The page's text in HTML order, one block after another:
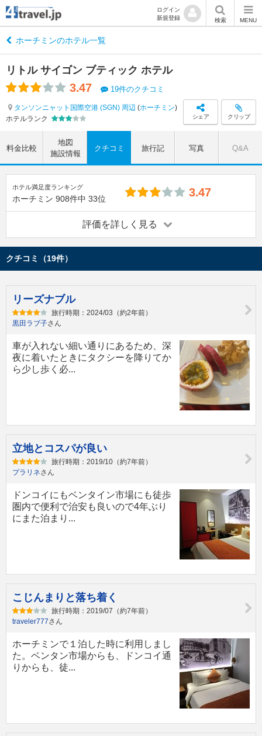
ログイン
新規登録
検索 MENU
ホーチミンのホテル一覧
リトル サイゴン ブティック ホテル
3.47 19件のクチコミ
タンソンニャット国際空港 (SGN) 周辺 (ホーチミン)
ホテルランク
シェア クリップ
料金比較
地図
施設情報
クチコミ 旅行記 写真 Q&A
ホテル満足度ランキング
ホーチミン 908件中 33位 3.47
評価を詳しく見る
クチコミ（19件）
リーズナブル
旅行時期：2024/03（約2年前）
黒田ラブ子さん
車が入れない細い通りにあるため、深
夜に着いたときにタクシーを降りてか
ら少し歩く必...
立地とコスパが良い
旅行時期：2019/10（約7年前）
プラリネさん
ドンコイにもベンタイン市場にも徒歩
圏内で便利で治安も良いので4年ぶり
にまた泊まり...
こじんまりと落ち着く
旅行時期：2019/07（約7年前）
traveler777さん
ホーチミンで１泊した時に利用しまし
た。ベンタン市場からも、ドンコイ通
りからも、徒...